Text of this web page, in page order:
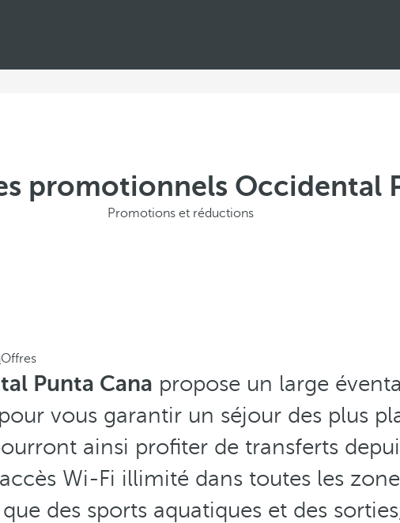
promotionnels Occidental
Promotions et réductions
Offres
Punta Cana propose un large
vous garantir un séjour des plus
ainsi profiter de transferts
Wi-Fi illimité dans toutes les
des sports aquatiques et des